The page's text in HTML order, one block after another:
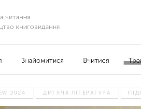
читання
книговидання
Знайомитися Вчитися
2024 ДИТЯЧА ЛІТЕРАТУРА